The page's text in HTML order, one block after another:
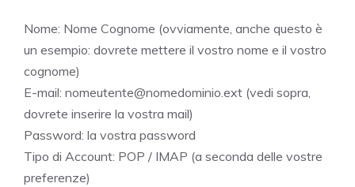
Nome: Nome Cognome (ovviamente, anche questo è
un esempio: dovrete mettere il vostro nome e il vostro
cognome)
E-mail: nomeutente@nomedominio.ext (vedi sopra,
dovrete inserire la vostra mail)
Password: la vostra password
Tipo di Account: POP / IMAP (a seconda delle vostre
preferenze)